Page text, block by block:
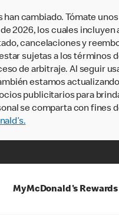
cambiado. Tómate
2026, los cuales
cancelaciones y
sujetas a los
de arbitraje. Al seguir
estamos
publicitarios para
se comparta con fines
MyMcDonald's Rewards